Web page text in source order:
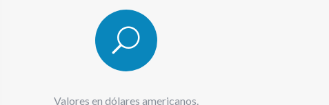
U
Valores en dólares americanos.